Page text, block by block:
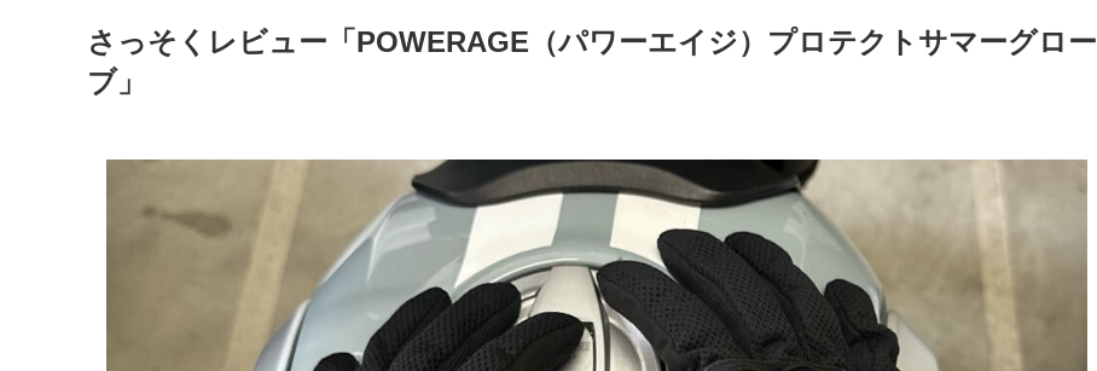
さっそくレビュー「POWERAGE（パワーエイジ）プロテクトサマーグロー
ブ」